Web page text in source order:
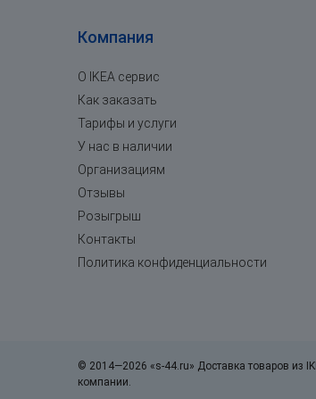
Компания
О IKEA сервис
Как заказать
Тарифы и услуги
У нас в наличии
Организациям
Отзывы
Розыгрыш
Контакты
Политика конфиденциальности
© 2014—2026 «s-44.ru» Доставка товаров из
компании.